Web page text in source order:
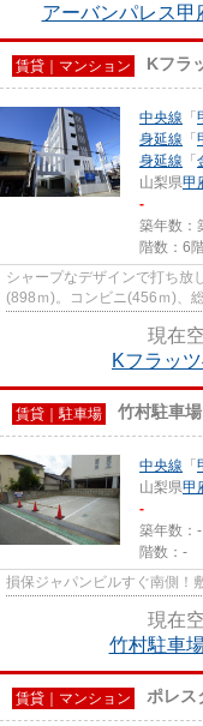
アーバンパレス甲
賃貸｜マンション Kフラ
中央線 「
身延線 「
身延線 「
山梨県甲
-
築年数：
階数：6
シャープなデザインで打ち放
(898ｍ)。コンビニ(456ｍ)、
現在
Kフラッ
賃貸｜駐車場 竹村駐車場
中央線 「
山梨県甲
-
築年数：-
階数：-
損保ジャパンビルすぐ南側！
現在
竹村駐車
賃貸｜マンション ポレス